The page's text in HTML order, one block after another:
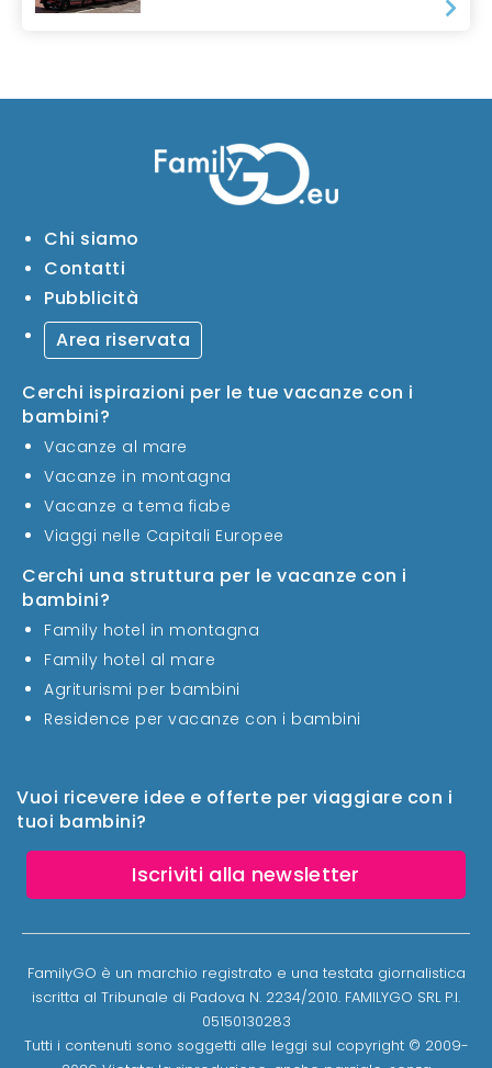
Vuoi ricevere idee e offerte per viaggiare con i
tuoi bambini?
Iscriviti alla newsletter
Chi siamo
Contatti
Pubblicità
Area riservata
Cerchi ispirazioni per le tue vacanze con i
bambini?
Vacanze al mare
Vacanze in montagna
Vacanze a tema fiabe
Viaggi nelle Capitali Europee
Cerchi una struttura per le vacanze con i
bambini?
Family hotel in montagna
Family hotel al mare
Agriturismi per bambini
Residence per vacanze con i bambini
FamilyGO è un marchio registrato e una testata giornalistica
iscritta al Tribunale di Padova N. 2234/2010. FAMILYGO SRL P.I.
05150130283
Tutti i contenuti sono soggetti alle leggi sul copyright © 2009-